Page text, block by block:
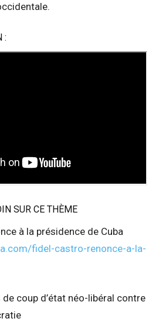
:
SUR CE THÈME
à la présidence de Cuba
fidel-castro-renonce-a-la-
coup d’état néo-libéral contre